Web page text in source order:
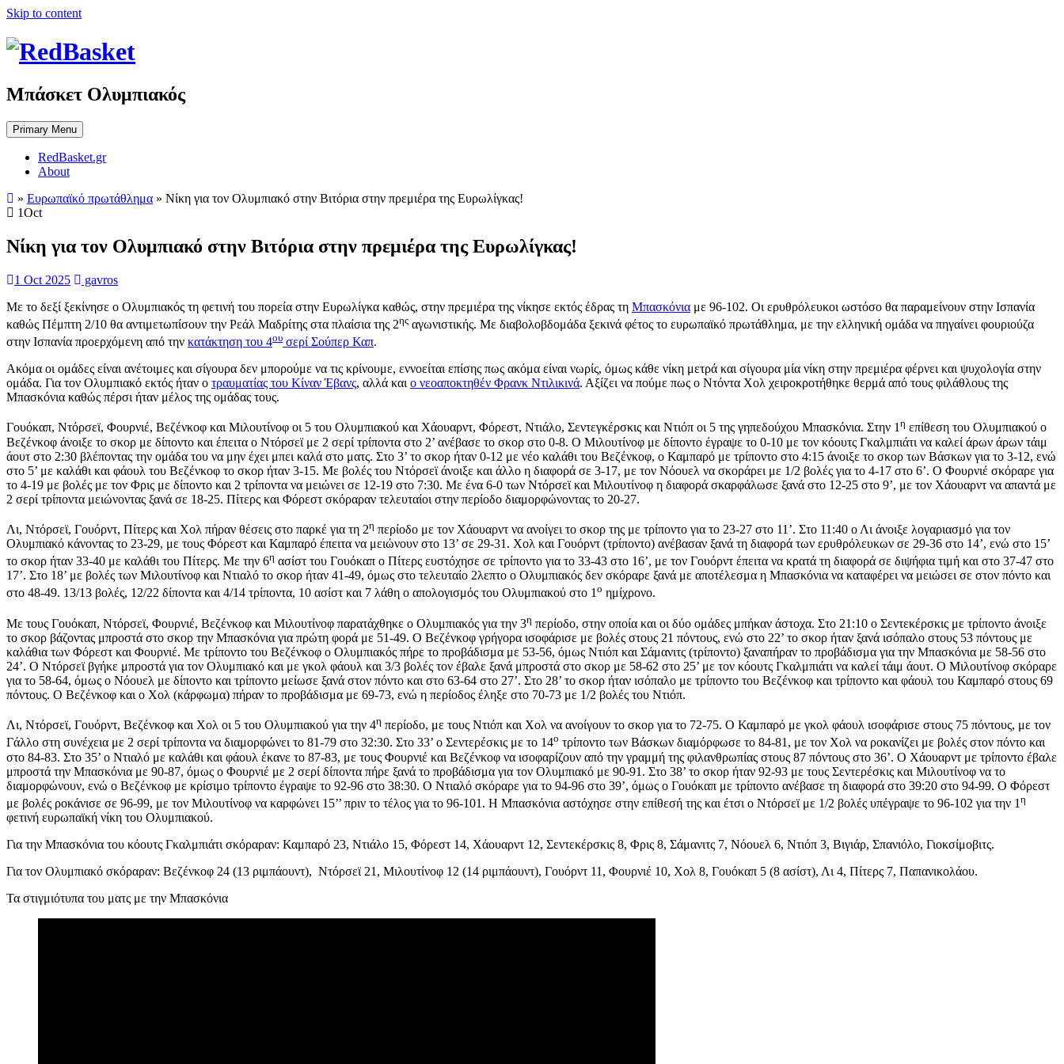
Skip to content
Μπάσκετ Ολυμπιακός
Primary Menu
RedBasket.gr
About
» Ευρωπαϊκό πρωτάθλημα » Νίκη για τον Ολυμπιακό στην Βιτόρια στην πρεμιέρα της Ευρωλίγκας!
1Oct
Νίκη για τον Ολυμπιακό στην Βιτόρια στην πρεμιέρα της Ευρωλίγκας!
1 Oct 2025
gavros
Με το δεξί ξεκίνησε ο Ολυμπιακός τη φετινή του πορεία στην Ευρωλίγκα καθώς, στην πρεμιέρα της νίκησε εκτός έδρας τη Μπασκόνια με 96-102. Οι ερυθρόλευκοι ωστόσο θα παραμείνουν στην Ισπανία
καθώς Πέμπτη 2/10 θα αντιμετωπίσουν την Ρεάλ Μαδρίτης στα πλαίσια της 2ης αγωνιστικής. Με διαβολοβδομάδα ξεκινά φέτος το ευρωπαϊκό πρωτάθλημα, με την ελληνική ομάδα να πηγαίνει φουριούζα
στην Ισπανία προερχόμενη από την κατάκτηση του 4ου σερί Σούπερ Καπ.
Ακόμα οι ομάδες είναι ανέτοιμες και σίγουρα δεν μπορούμε να τις κρίνουμε, εννοείται επίσης πως ακόμα είναι νωρίς, όμως κάθε νίκη μετρά και σίγουρα μία νίκη στην πρεμιέρα φέρνει και ψυχολογία στην
ομάδα. Για τον Ολυμπιακό εκτός ήταν ο τραυματίας του Κίναν Έβανς, αλλά και ο νεοαποκτηθέν Φρανκ Ντιλικινά. Αξίζει να πούμε πως ο Ντόντα Χολ χειροκροτήθηκε θερμά από τους φιλάθλους της
Μπασκόνια καθώς πέρσι ήταν μέλος της ομάδας τους.
Γουόκαπ, Ντόρσεϊ, Φουρνιέ, Βεζένκοφ και Μιλουτίνοφ οι 5 του Ολυμπιακού και Χάουαρντ, Φόρεστ, Ντιάλο, Σεντεγκέρσκις και Ντιόπ οι 5 της γηπεδούχου Μπασκόνια. Στην 1η επίθεση του Ολυμπιακού ο
Βεζένκοφ άνοιξε το σκορ με δίποντο και έπειτα ο Ντόρσεϊ με 2 σερί τρίποντα στο 2’ ανέβασε το σκορ στο 0-8. Ο Μιλουτίνοφ με δίποντο έγραψε το 0-10 με τον κόουτς Γκαλμπιάτι να καλεί άρων άρων τάιμ
άουτ στο 2:30 βλέποντας την ομάδα του να μην έχει μπει καλά στο ματς. Στο 3’ το σκορ ήταν 0-12 με νέο καλάθι του Βεζένκοφ, ο Καμπαρό με τρίποντο στο 4:15 άνοιξε το σκορ των Βάσκων για το 3-12, ενώ
στο 5’ με καλάθι και φάουλ του Βεζένκοφ το σκορ ήταν 3-15. Με βολές του Ντόρσεϊ άνοιξε και άλλο η διαφορά σε 3-17, με τον Νόουελ να σκοράρει με 1/2 βολές για το 4-17 στο 6’. Ο Φουρνιέ σκόραρε για
το 4-19 με βολές με τον Φρις με δίποντο και 2 τρίποντα να μειώνει σε 12-19 στο 7:30. Με ένα 6-0 των Ντόρσεϊ και Μιλουτίνοφ η διαφορά σκαρφάλωσε ξανά στο 12-25 στο 9’, με τον Χάουαρντ να απαντά με
2 σερί τρίποντα μειώνοντας ξανά σε 18-25. Πίτερς και Φόρεστ σκόραραν τελευταίοι στην περίοδο διαμορφώνοντας το 20-27.
Λι, Ντόρσεϊ, Γουόρντ, Πίτερς και Χολ πήραν θέσεις στο παρκέ για τη 2η περίοδο με τον Χάουαρντ να ανοίγει το σκορ της με τρίποντο για το 23-27 στο 11’. Στο 11:40 ο Λι άνοιξε λογαριασμό για τον
Ολυμπιακό κάνοντας το 23-29, με τους Φόρεστ και Καμπαρό έπειτα να μειώνουν στο 13’ σε 29-31. Χολ και Γουόρντ (τρίποντο) ανέβασαν ξανά τη διαφορά των ερυθρόλευκων σε 29-36 στο 14’, ενώ στο 15’
το σκορ ήταν 33-40 με καλάθι του Πίτερς. Με την 6η ασίστ του Γουόκαπ ο Πίτερς ευστόχησε σε τρίποντο για το 33-43 στο 16’, με τον Γουόρντ έπειτα να κρατά τη διαφορά σε διψήφια τιμή και στο 37-47 στο
17’. Στο 18’ με βολές των Μιλουτίνοφ και Ντιαλό το σκορ ήταν 41-49, όμως στο τελευταίο 2λεπτο ο Ολυμπιακός δεν σκόραρε ξανά με αποτέλεσμα η Μπασκόνια να καταφέρει να μειώσει σε στον πόντο και
στο 48-49. 13/13 βολές, 12/22 δίποντα και 4/14 τρίποντα, 10 ασίστ και 7 λάθη ο απολογισμός του Ολυμπιακού στο 1ο ημίχρονο.
Με τους Γουόκαπ, Ντόρσεϊ, Φουρνιέ, Βεζένκοφ και Μιλουτίνοφ παρατάχθηκε ο Ολυμπιακός για την 3η περίοδο, στην οποία και οι δύο ομάδες μπήκαν άστοχα. Στο 21:10 ο Σεντεκέρσκις με τρίποντο άνοιξε
το σκορ βάζοντας μπροστά στο σκορ την Μπασκόνια για πρώτη φορά με 51-49. Ο Βεζένκοφ γρήγορα ισοφάρισε με βολές στους 21 πόντους, ενώ στο 22’ το σκορ ήταν ξανά ισόπαλο στους 53 πόντους με
καλάθια των Φόρεστ και Φουρνιέ. Με τρίποντο του Βεζένκοφ ο Ολυμπιακός πήρε το προβάδισμα με 53-56, όμως Ντιόπ και Σάμανιτς (τρίποντο) ξαναπήραν το προβάδισμα για την Μπασκόνια με 58-56 στο
24’. Ο Ντόρσεϊ βγήκε μπροστά για τον Ολυμπιακό και με γκολ φάουλ και 3/3 βολές τον έβαλε ξανά μπροστά στο σκορ με 58-62 στο 25’ με τον κόουτς Γκαλμπιάτι να καλεί τάιμ άουτ. Ο Μιλουτίνοφ σκόραρε
για το 58-64, όμως ο Νόουελ με δίποντο και τρίποντο μείωσε ξανά στον πόντο και στο 63-64 στο 27’. Στο 28’ το σκορ ήταν ισόπαλο με τρίποντο του Βεζένκοφ και τρίποντο και φάουλ του Καμπαρό στους 69
πόντους. Ο Βεζένκοφ και ο Χολ (κάρφωμα) πήραν το προβάδισμα με 69-73, ενώ η περίοδος έληξε στο 70-73 με 1/2 βολές του Ντιόπ.
Λι, Ντόρσεϊ, Γουόρντ, Βεζένκοφ και Χολ οι 5 του Ολυμπιακού για την 4η περίοδο, με τους Ντιόπ και Χολ να ανοίγουν το σκορ για το 72-75. Ο Καμπαρό με γκολ φάουλ ισοφάρισε στους 75 πόντους, με τον
Γάλλο στη συνέχεια με 2 σερί τρίποντα να διαμορφώνει το 81-79 στο 32:30. Στο 33’ ο Σεντερέσκις με το 14ο τρίποντο των Βάσκων διαμόρφωσε το 84-81, με τον Χολ να ροκανίζει με βολές στον πόντο και
στο 84-83. Στο 35’ ο Ντιαλό με καλάθι και φάουλ έκανε το 87-83, με τους Φουρνιέ και Βεζένκοφ να ισοφαρίζουν από την γραμμή της φιλανθρωπίας στους 87 πόντους στο 36’. Ο Χάουαρντ με τρίποντο έβαλε
μπροστά την Μπασκόνια με 90-87, όμως ο Φουρνιέ με 2 σερί δίποντα πήρε ξανά το προβάδισμα για τον Ολυμπιακό με 90-91. Στο 38’ το σκορ ήταν 92-93 με τους Σεντερέσκις και Μιλουτίνοφ να το
διαμορφώνουν, ενώ ο Βεζένκοφ με κρίσιμο τρίποντο έγραψε το 92-96 στο 38:30. Ο Ντιαλό σκόραρε για το 94-96 στο 39’, όμως ο Γουόκαπ με τρίποντο ανέβασε τη διαφορά στο 39:20 στο 94-99. Ο Φόρεστ
με βολές ροκάνισε σε 96-99, με τον Μιλουτίνοφ να καρφώνει 15’’ πριν το τέλος για το 96-101. Η Μπασκόνια αστόχησε στην επίθεσή της και έτσι ο Ντόρσεϊ με 1/2 βολές υπέγραψε το 96-102 για την 1 η
φετινή ευρωπαϊκή νίκη του Ολυμπιακού.
Για την Μπασκόνια του κόουτς Γκαλμπιάτι σκόραραν: Καμπαρό 23, Ντιάλο 15, Φόρεστ 14, Χάουαρντ 12, Σεντεκέρσκις 8, Φρις 8, Σάμανιτς 7, Νόουελ 6, Ντιόπ 3, Βιγιάρ, Σπανιόλο, Γιοκσίμοβιτς.
Για τον Ολυμπιακό σκόραραν: Βεζένκοφ 24 (13 ριμπάουντ), Ντόρσεϊ 21, Μιλουτίνοφ 12 (14 ριμπάουντ), Γουόρντ 11, Φουρνιέ 10, Χολ 8, Γουόκαπ 5 (8 ασίστ), Λι 4, Πίτερς 7, Παπανικολάου.
Τα στιγμιότυπα του ματς με την Μπασκόνια